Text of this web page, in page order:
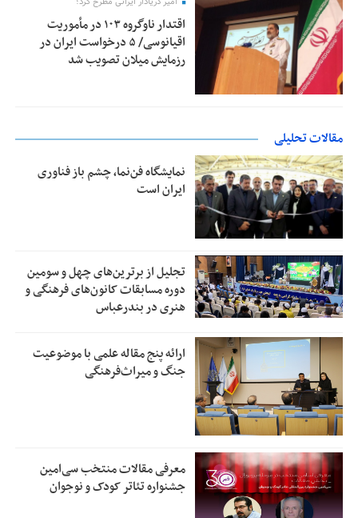
اقتدار ناوگروه ۱۰۳ در مأموریت‌
اقیانوسی/ ۵ درخواست ایران در
رزمایش میلان تصویب شد
مقالات تحلیلی
نمایشگاه فن‌نما، چشم باز فناوری
ایران است
تجلیل از بر‌ترین‌های چهل و سومین
دوره مسابقات کانون‌های فرهنگی و
هنری در بندرعباس
ارائه پنج مقاله علمی با موضوعیت
جنگ و میراث‌فرهنگی
معرفی مقالات منتخب سی‌امین
جشنواره تئاتر کودک و نوجوان